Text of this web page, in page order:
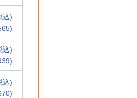
込)
込)
込)